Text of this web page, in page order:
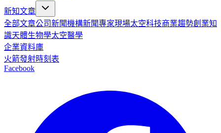
新知文章
全部文章公司新聞機構新聞專家現場太空科技商業趨勢創業知
識天體生物學太空醫學
企業資料庫
火箭發射時刻表
Facebook